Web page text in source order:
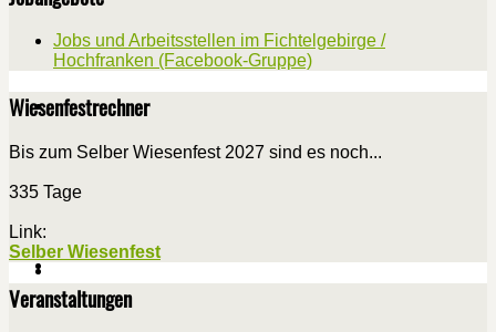
Jobs und Arbeitsstellen im Fichtelgebirge /
Hochfranken (Facebook-Gruppe)
Wiesenfestrechner
Bis zum Selber Wiesenfest 2027 sind es noch...
335 Tage
Link:
Selber Wiesenfest
Veranstaltungen